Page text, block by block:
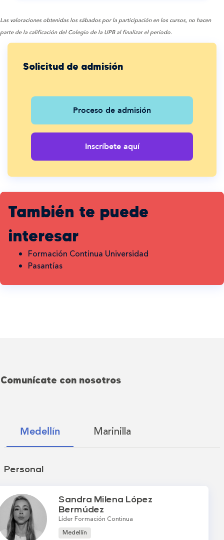
Las valoraciones obtenidas los sábados por la participación en los cursos, no hacen
parte de la calificación del Colegio de la UPB al finalizar el período.
Solicitud de admisión
Proceso de admisión
Inscríbete aquí
También te puede
interesar
Formación Continua Universidad
Pasantías
Comunícate con nosotros
Medellín Marinilla
Personal
Sandra Milena López
Bermúdez
Líder Formación Continua
Medellín